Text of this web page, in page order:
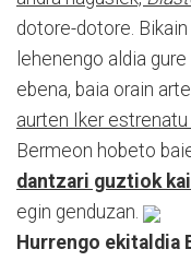
dotore-dotore. Bikain
lehenengo aldia
ebena, baia orain
aurten Iker estrenatu
Bermeon hobeto
dantzari guztiok
egin genduzan.
Hurrengo ekitaldia